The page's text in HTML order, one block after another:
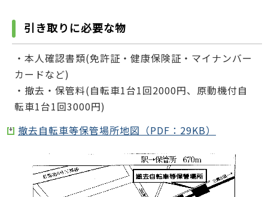
引き取りに必要な物
・本人確認書類(免許証・健康保険証・マイナンバー
カードなど)
・撤去・保管料(自転車1台1回2000円、原動機付自
転車1台1回3000円)
撤去自転車等保管場所地図（PDF：29KB）